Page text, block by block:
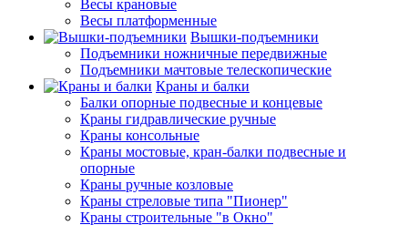
Весы крановые
Весы платформенные
Вышки-подъемники
Подъемники ножничные передвижные
Подъемники мачтовые телескопические
Краны и балки
Балки опорные подвесные и концевые
Краны гидравлические ручные
Краны консольные
Краны мостовые, кран-балки подвесные и
опорные
Краны ручные козловые
Краны стреловые типа "Пионер"
Краны строительные "в Окно"